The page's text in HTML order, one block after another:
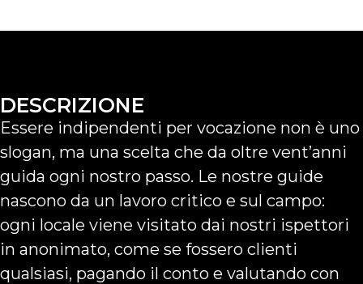
DESCRIZIONE
Essere indipendenti per vocazione non è uno
slogan, ma una scelta che da oltre vent’anni
guida ogni nostro passo. Le nostre guide
nascono da un lavoro critico e sul campo:
ogni locale viene visitato dai nostri ispettori
in anonimato, come se fossero clienti
qualsiasi, pagando il conto e valutando con